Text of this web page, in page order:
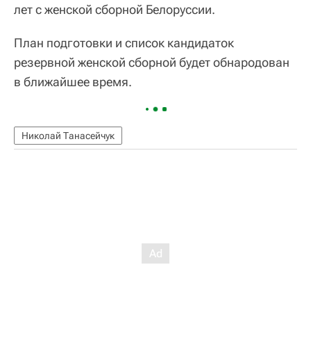
лет с женской сборной Белоруссии.
План подготовки и список кандидаток
резервной женской сборной будет обнародован
в ближайшее время.
Николай Танасейчук